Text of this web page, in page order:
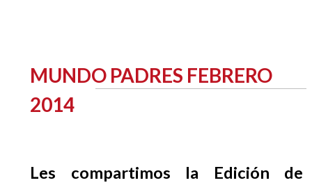
INICIO
MUNDO PADRES FEBRERO
2014
Les compartimos la Edición de